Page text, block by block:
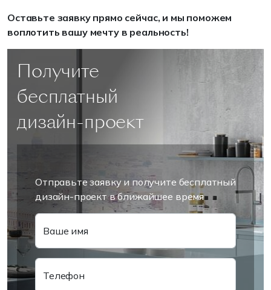
Оставьте заявку прямо сейчас, и мы поможем
воплотить вашу мечту в реальность!
Получите
бесплатный
дизайн-проект
Отправьте заявку и получите бесплатный
дизайн-проект в ближайшее время
Ваше имя
Телефон